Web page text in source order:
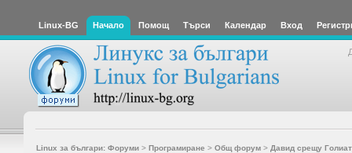
Linux-BG Начало Помощ Търси Календар Вход
Linux за българи: Форуми> Програмиране > Общ форум> Давид срещу Голиат